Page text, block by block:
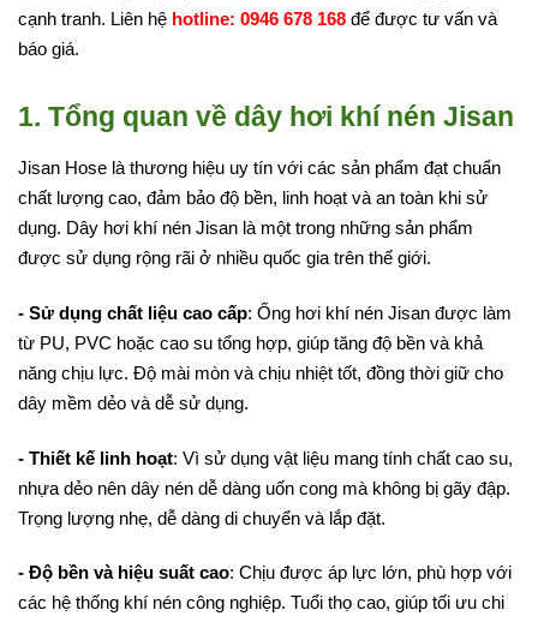
cạnh tranh. Liên hệ hotline: 0946 678 168 để được tư vấn và
báo giá.
1. Tổng quan về dây hơi khí nén Jisan
Jisan Hose là thương hiệu uy tín với các sản phẩm đạt chuẩn
chất lượng cao, đảm bảo độ bền, linh hoạt và an toàn khi sử
dụng. Dây hơi khí nén Jisan là một trong những sản phẩm
được sử dụng rộng rãi ở nhiều quốc gia trên thế giới.
- Sử dụng chất liệu cao cấp: Ống hơi khí nén Jisan được làm
từ PU, PVC hoặc cao su tổng hợp, giúp tăng độ bền và khả
năng chịu lực. Độ mài mòn và chịu nhiệt tốt, đồng thời giữ cho
dây mềm dẻo và dễ sử dụng.
- Thiết kế linh hoạt: Vì sử dụng vật liệu mang tính chất cao su,
nhựa dẻo nên dây nén dễ dàng uốn cong mà không bị gãy đập.
Trọng lượng nhẹ, dễ dàng di chuyển và lắp đặt.
- Độ bền và hiệu suất cao: Chịu được áp lực lớn, phù hợp với
các hệ thống khí nén công nghiệp. Tuổi thọ cao, giúp tối ưu chi